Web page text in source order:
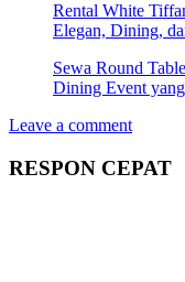
Rental White
Elegan, Dining,
Sewa Round
Dining Event
Leave a comment
RESPON CEPAT